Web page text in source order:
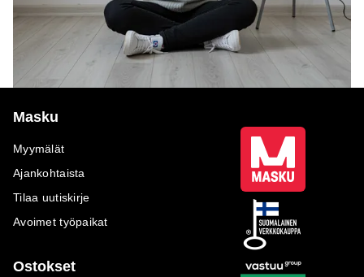
Masku
Myymälät
Ajankohtaista
Tilaa uutiskirje
Avoimet työpaikat
Ostokset